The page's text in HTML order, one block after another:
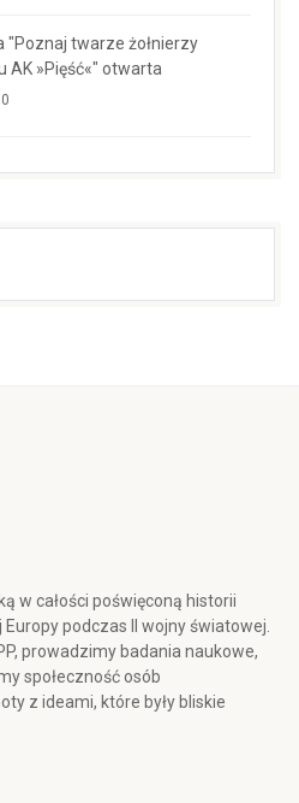
"Poznaj twarze żołnierzy
AK »Pięść«" otwarta
w całości poświęconą historii
podczas II wojny światowej.
prowadzimy badania naukowe,
społeczność osób
z ideami, które były bliskie